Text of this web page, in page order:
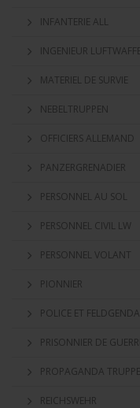
INFANTERIE ALL
INGENIEUR LUFTWAFFE
MATERIEL DE SURVIE
NEBELTRUPPEN
OFFICIERS ALLEMAND
PANZERGRENADIER
PERSONNEL AU SOL
PERSONNEL CIVIL LW
PERSONNEL VOLANT
PIONNIER
POLICE ET
PRISONNIER DE
PROPAGANDA TRUPPE
REICHSWEHR